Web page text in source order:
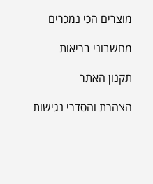
מוצרים הכי נמכרים
מחשבוני בריאות
תקנון האתר
הצהרת והסדרי נגישות